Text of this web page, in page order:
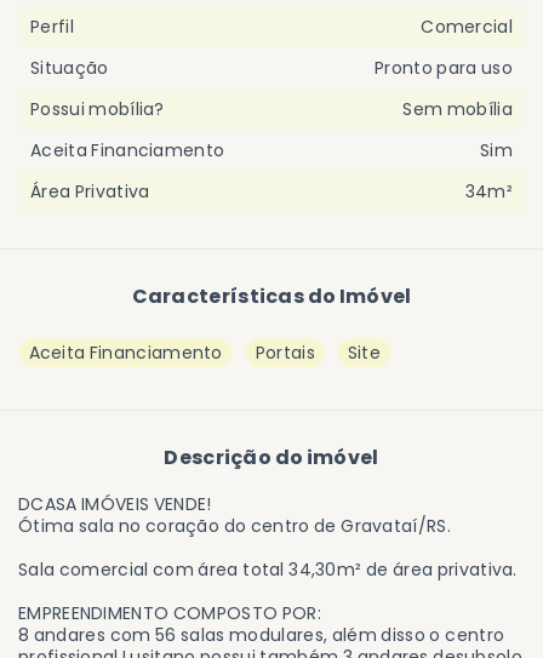
Características do Imóvel
Aceita Financiamento Portais Site
Descrição do imóvel
DCASA IMÓVEIS VENDE!
Ótima sala no coração do centro de Gravataí/RS.
Sala comercial com área total 34,30m² de área privativa.
EMPREENDIMENTO COMPOSTO POR:
8 andares com 56 salas modulares, além disso o centro
Perfil
Comercial
Situação
Pronto para uso
Possui mobília?
Sem mobília
Aceita Financiamento
Sim
Área Privativa
34m²